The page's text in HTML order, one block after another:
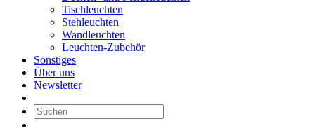
Tischleuchten
Stehleuchten
Wandleuchten
Leuchten-Zubehör
Sonstiges
Über uns
Newsletter